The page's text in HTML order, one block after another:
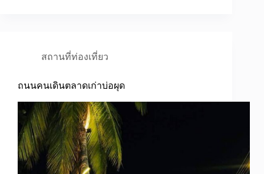
สถานที่ท่องเที่ยว
ถนนคนเดินตลาดเก่าบ่อผุด